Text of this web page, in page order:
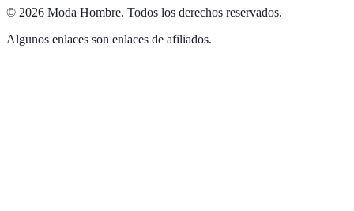
© 2026 Moda Hombre. Todos los derechos reservados.
Algunos enlaces son enlaces de afiliados.